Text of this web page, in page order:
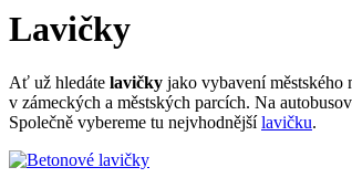
Lavičky
Ať už hledáte lavičky jako vybavení městského
v zámeckých a městských parcích. Na
Společně vybereme tu nejvhodnější lavičku.